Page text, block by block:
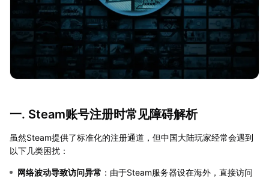
一. Steam账号注册时常见障碍解析
虽然Steam提供了标准化的注册通道，但中国大陆玩家经常会遇到
以下几类困扰：
网络波动导致访问异常 ：由于Steam服务器设在海外，直接访问